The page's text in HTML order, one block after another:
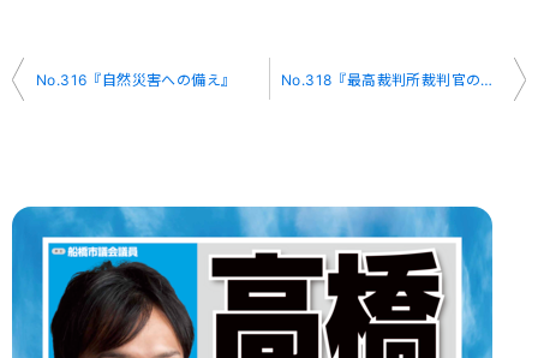
投
ゲ
No.316『自然災害への備え』 No.318『最高裁判所裁判官の国民審査とは』